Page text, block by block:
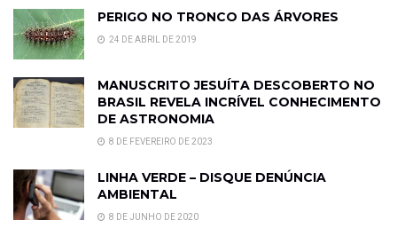
PERIGO NO TRONCO DAS ÁRVORES
24 DE ABRIL DE 2019
MANUSCRITO JESUÍTA DESCOBERTO NO
BRASIL REVELA INCRÍVEL CONHECIMENTO
DE ASTRONOMIA
8 DE FEVEREIRO DE 2023
LINHA VERDE – DISQUE DENÚNCIA
AMBIENTAL
8 DE JUNHO DE 2020